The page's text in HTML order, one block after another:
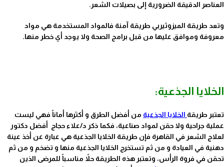
العناصر الدقيقة الضرورية إلى بصيلات الشعر.
وتعد طريقة الميزوثيربي طريقة آمنة فالمواد المستخدمة هي مواد
معروفة وموافق عليها من قبل برامج الصحة ولا يوجد أي خطر منها.
الخلايا الجذعية:
تعتبر طريقة الخلايا الجذعية من أفضل الطرق و أكثرها أماناً فهي ليست
عملية جراحية ولا حقن لمواد صناعية، فكما ذكر د/علاء حجاج أفضل دكتور
لعلاج الشعر في القاهرة فإن طريقة الخلايا الجذعية هي عبارة عن أخذ عينة
دهنية في العيادة و من ثم تستخرج الخلايا الجذعية منها و تضخم و من ثم
تحقن في فروة الرأس، وتعتبر هذه الطريقة حلاً مناسباً للمرضى الذين